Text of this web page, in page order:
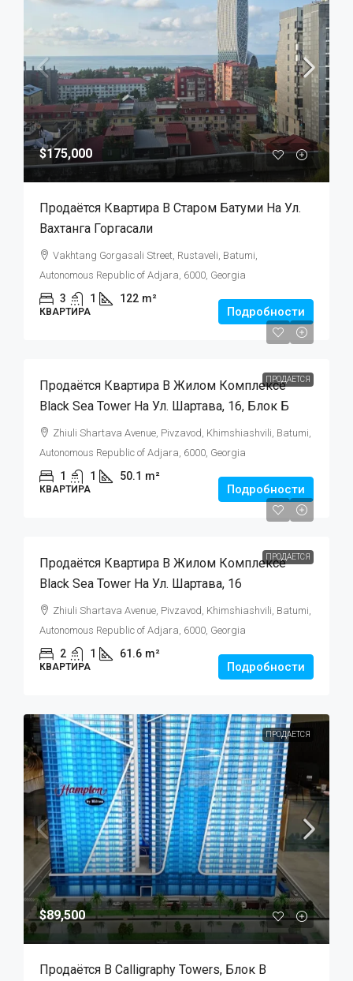
$175,000
Продаётся Квартира В Старом Батуми На Ул.
Вахтанга Горгасали
Vakhtang Gorgasali Street, Rustaveli, Batumi,
Autonomous Republic of Adjara, 6000, Georgia
3 1 122 m²
КВАРТИРА Подробности
ПРОДАЕТСЯ
Продаётся Квартира В Жилом Комплексе
Black Sea Tower На Ул. Шартава, 16, Блок Б
Zhiuli Shartava Avenue, Pivzavod, Khimshiashvili, Batumi,
Autonomous Republic of Adjara, 6000, Georgia
1 1 50.1 m²
КВАРТИРА Подробности
ПРОДАЕТСЯ
Продаётся Квартира В Жилом Комплексе
Black Sea Tower На Ул. Шартава, 16
Zhiuli Shartava Avenue, Pivzavod, Khimshiashvili, Batumi,
Autonomous Republic of Adjara, 6000, Georgia
2 1 61.6 m²
КВАРТИРА Подробности
ПРОДАЕТСЯ
$89,500
Продаётся В Calligraphy Towers, Блок B